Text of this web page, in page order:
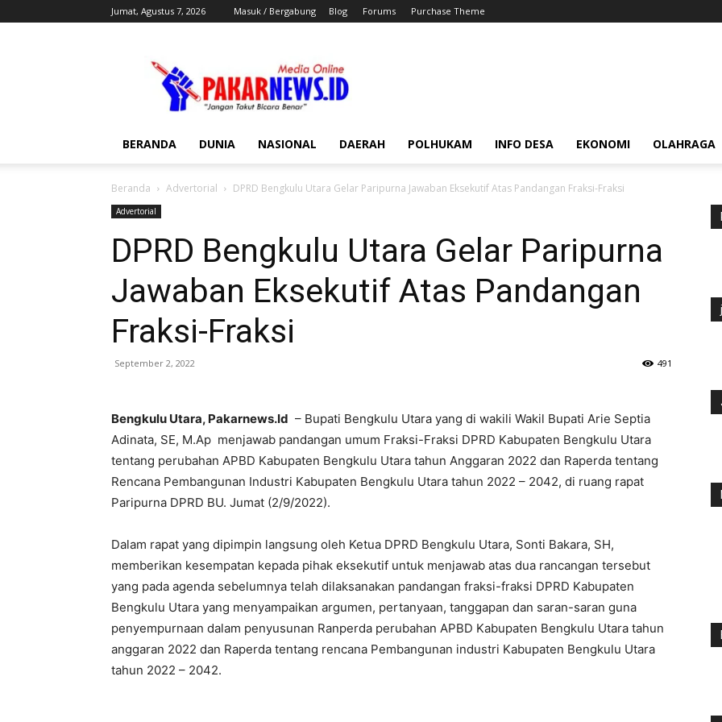
Jumat, Agustus 7, 2026 Masuk / Bergabung Blog Forums Purchase Theme
BERANDA DUNIA NASIONAL DAERAH POLHUKAM INFO DESA EKONOMI OLAHRAGA
Beranda Advertorial DPRD Bengkulu Utara Gelar Paripurna Jawaban Eksekutif Atas Pandangan Fraksi-Fraksi
Advertorial
DPRD Bengkulu Utara Gelar Paripurna
Jawaban Eksekutif Atas Pandangan
Fraksi-Fraksi
September 2, 2022 491
Bengkulu Utara, Pakarnews.Id – Bupati Bengkulu Utara yang di wakili Wakil Bupati Arie Septia
Adinata, SE, M.Ap menjawab pandangan umum Fraksi-Fraksi DPRD Kabupaten Bengkulu Utara
tentang perubahan APBD Kabupaten Bengkulu Utara tahun Anggaran 2022 dan Raperda tentang
Rencana Pembangunan Industri Kabupaten Bengkulu Utara tahun 2022 – 2042, di ruang rapat
Paripurna DPRD BU. Jumat (2/9/2022).
Dalam rapat yang dipimpin langsung oleh Ketua DPRD Bengkulu Utara, Sonti Bakara, SH,
memberikan kesempatan kepada pihak eksekutif untuk menjawab atas dua rancangan tersebut
yang pada agenda sebelumnya telah dilaksanakan pandangan fraksi-fraksi DPRD Kabupaten
Bengkulu Utara yang menyampaikan argumen, pertanyaan, tanggapan dan saran-saran guna
penyempurnaan dalam penyusunan Ranperda perubahan APBD Kabupaten Bengkulu Utara tahun
anggaran 2022 dan Raperda tentang rencana Pembangunan industri Kabupaten Bengkulu Utara
tahun 2022 – 2042.